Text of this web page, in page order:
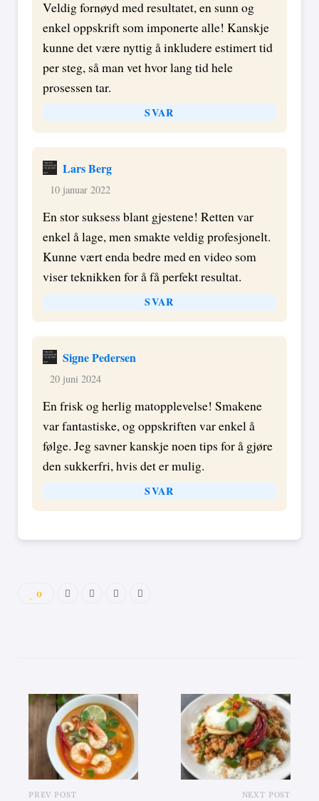
Veldig fornøyd med resultatet, en sunn og
enkel oppskrift som imponerte alle! Kanskje
kunne det være nyttig å inkludere estimert tid
per steg, så man vet hvor lang tid hele
prosessen tar.
SVAR
Lars Berg
10 januar 2022
En stor suksess blant gjestene! Retten var
enkel å lage, men smakte veldig profesjonelt.
Kunne vært enda bedre med en video som
viser teknikken for å få perfekt resultat.
SVAR
Signe Pedersen
20 juni 2024
En frisk og herlig matopplevelse! Smakene
var fantastiske, og oppskriften var enkel å
følge. Jeg savner kanskje noen tips for å gjøre
den sukkerfri, hvis det er mulig.
SVAR
0
PREV POST NEXT POST